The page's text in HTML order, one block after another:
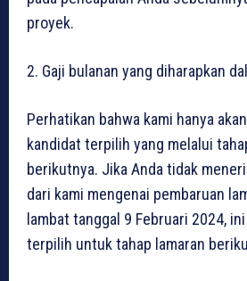
proyek.
2. Gaji bulanan yang diharapkan
Perhatikan bahwa kami hanya
kandidat terpilih yang melalui
berikutnya. Jika Anda tidak
dari kami mengenai pembaruan
lambat tanggal 9 Februari 2024,
terpilih untuk tahap lamaran